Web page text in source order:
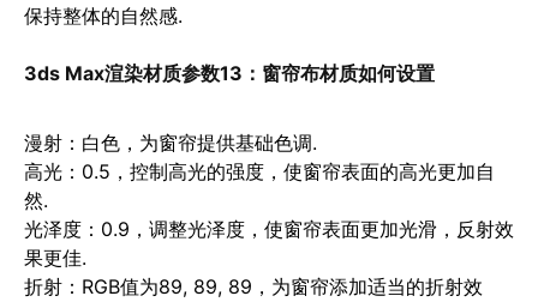
保持整体的自然感.
3ds Max渲染材质参数13： 窗帘布材质如何设置
漫射 ：白色，为窗帘提供基础色调.
高光 ：0.5，控制高光的强度，使窗帘表面的高光更加自
然.
光泽度 ：0.9，调整光泽度，使窗帘表面更加光滑，反射效
果更佳.
折射 ：RGB值为89, 89, 89，为窗帘添加适当的折射效